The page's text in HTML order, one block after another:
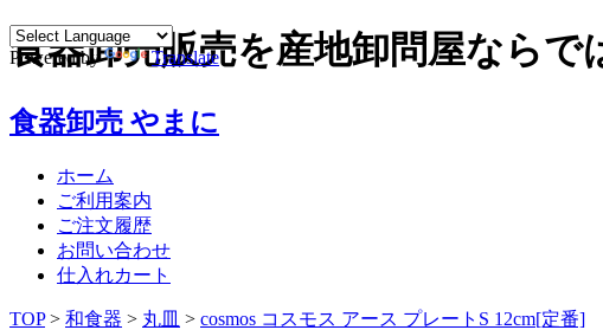
Powered by Translate
食器卸売販売を産地卸問屋ならで
食器卸売 やまに
ホーム
ご利用案内
ご注文履歴
お問い合わせ
仕入れカート
TOP> 和食器 > 丸皿 > cosmos コスモス アース プレートS 12cm[定番]